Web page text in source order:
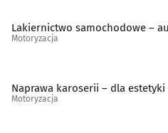
Tuning(6)
Lakiernictwo samochodowe –
Motoryzacja
Naprawa karoserii – dla
Motoryzacja